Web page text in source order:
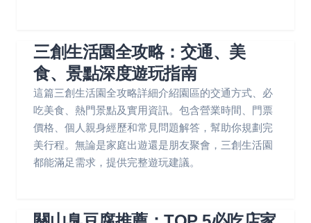
三創生活園全攻略：交通、美
食、景點深度遊玩指南
這篇三創生活園全攻略詳細介紹園區的交通方式、必
吃美食、熱門景點及實用資訊。包含營業時間、門票
價格、個人親身經歷和常見問題解答，幫助你規劃完
美行程。無論是家庭出遊還是朋友聚會，三創生活園
都能滿足需求，提供完整遊玩建議。